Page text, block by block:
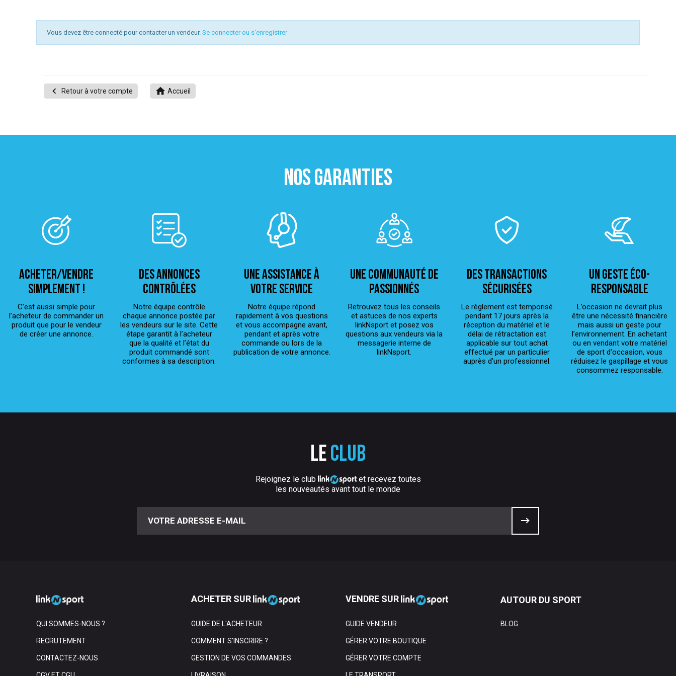
Vous devez être connecté pour contacter un vendeur. Se connecter ou s'enregistrer
 Retour à votre compte  Accueil
NOS GARANTIES
ACHETER/VENDRE
simplement !
C’est aussi simple pour
l’acheteur de commander un
produit que pour le vendeur
de créer une annonce.
Des annonces
contrôlées
Notre équipe contrôle
chaque annonce postée par
les vendeurs sur le site. Cette
étape garantit à l’acheteur
que la qualité et l’état du
produit commandé sont
conformes à sa description.
Une assistance à
votre service
Notre équipe répond
rapidement à vos questions
et vous accompagne avant,
pendant et après votre
commande ou lors de la
publication de votre annonce.
Une Communauté de
passionnés
Retrouvez tous les conseils
et astuces de nos experts
linkNsport et posez vos
questions aux vendeurs via la
messagerie interne de
linkNsport.
Des transactions
sécurisées
Le règlement est temporisé
pendant 17 jours après la
réception du matériel et le
délai de rétractation est
applicable sur tout achat
effectué par un particulier
auprès d’un professionnel.
Un geste éco-
responsable
L’occasion ne devrait plus
être une nécessité financière
mais aussi un geste pour
l’environnement. En achetant
ou en vendant votre matériel
de sport d'occasion, vous
réduisez le gaspillage et vous
consommez responsable.
Le club
Rejoignez le club
et recevez toutes
les nouveautés avant tout le monde
QUI SOMMES-NOUS ?
RECRUTEMENT
CONTACTEZ-NOUS
ACHETER SUR
GUIDE DE L'ACHETEUR
COMMENT S'INSCRIRE ?
GESTION DE VOS COMMANDES
VENDRE SUR
GUIDE VENDEUR
GÉRER VOTRE BOUTIQUE
GÉRER VOTRE COMPTE
AUTOUR DU SPORT
BLOG